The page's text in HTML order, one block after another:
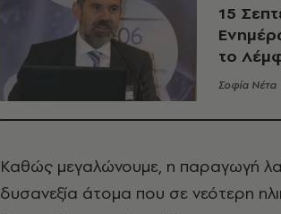
15
το
Σοφία Νέτα
Καθώς μεγαλώνουμε, η παραγωγή
δυσανεξία άτομα που σε νεότερη